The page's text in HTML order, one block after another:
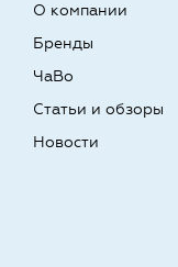
О компании
Бренды
ЧаВо
Статьи и обзоры
Новости